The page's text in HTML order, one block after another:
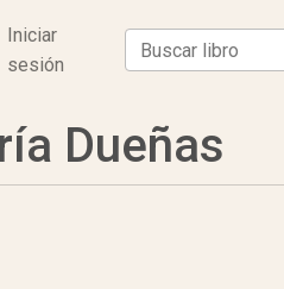
Iniciar
sesión
Dueñas